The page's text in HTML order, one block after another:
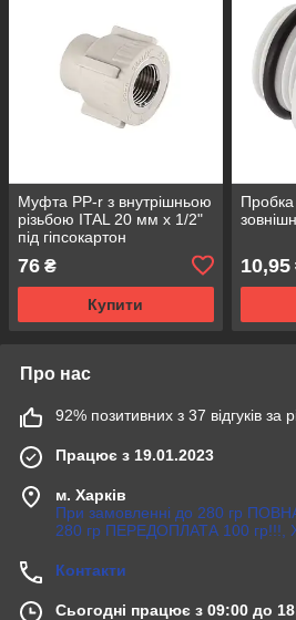
Муфта PP-r з внутрішньою
різьбою ITAL 20 мм х 1/2"
під гіпсокартон
76 ₴
Купити
Пробка
10,95
Про нас
92% позитивних з 37 відгуків за
Працює з 19.01.2023
м. Харків
При замовленні до 280 гр
280 гр ПЕРЕДОПЛАТА 100 гр!!!,
Контакти
Сьогодні працює з 09:00 до